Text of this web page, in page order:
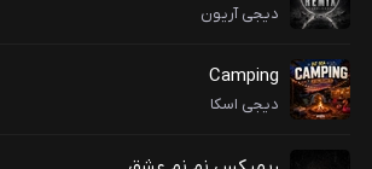
دیجی آریون
Camping
دیجی اسکا